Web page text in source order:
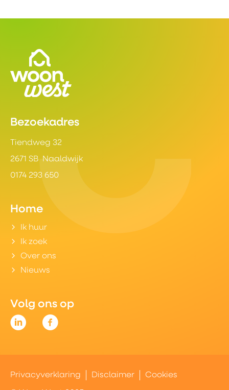
Contactinformatie
Bezoekadres
Tiendweg 32
2671 SB Naaldwijk
0174 293 650
Home
Ik huur
Ik zoek
Over ons
Nieuws
Volg ons op
Privacyverklaring Disclaimer Cookies